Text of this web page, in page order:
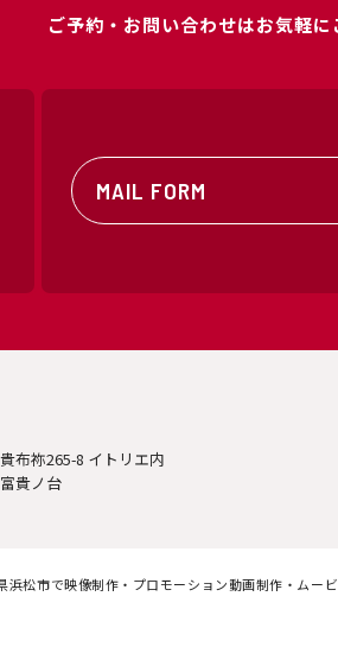
ご予約・お問い合わせはお気軽に
MAIL FORM
布祢265-8 イトリエ内
貴ノ台
松市で映像制作・プロモーション動画制作・ムー